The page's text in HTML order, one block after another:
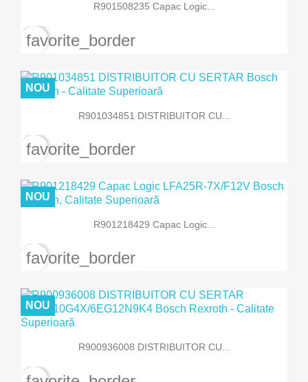
R901508235 Capac Logic...
favorite_border
R901034851 DISTRIBUITOR CU...
NOU
favorite_border
R901218429 Capac Logic...
NOU
favorite_border
R900936008 DISTRIBUITOR CU...
NOU